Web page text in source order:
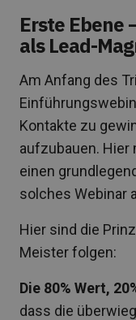
Erste Ebene
als Lead-
Am Anfang des
Kontakte zu
aufzubauen. Hier
einen
solches Webinar
Hier sind die
Meister folgen:
Die 80% Wert,
dass die